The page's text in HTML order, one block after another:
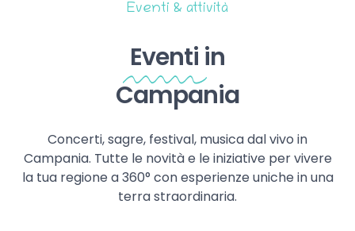
Eventi & attività
Eventi in
Campania
Concerti, sagre, festival, musica dal vivo in
Campania. Tutte le novità e le iniziative per vivere
la tua regione a 360° con esperienze uniche in una
terra straordinaria.